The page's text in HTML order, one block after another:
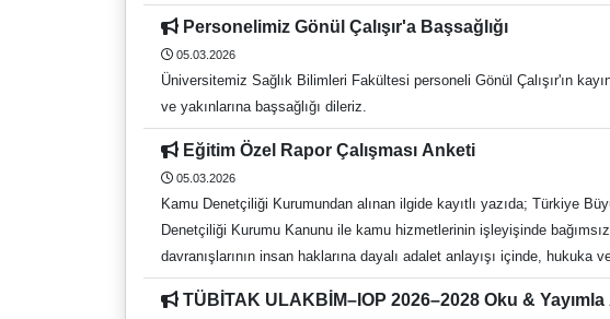
önerilerinizi aşağıdaki iletişim kanalları üzerinden iletebilirsiniz: E-
çevrim içi bir paydaş bilgilendirme toplantısı gerçekleştirilecektir.
Personelimiz Gönül Çalışır'a Başsağlığı
05.03.2026
Üniversitemiz Sağlık Bilimleri Fakültesi personeli Gönül Çalışır'ın
ve yakınlarına başsağlığı dileriz.
Eğitim Özel Rapor Çalışması Anketi
05.03.2026
Kamu Denetçiliği Kurumundan alınan ilgide kayıtlı yazıda; Türkiye
Denetçiliği Kurumu Kanunu ile kamu hizmetlerinin işleyişinde
davranışlarının insan haklarına dayalı adalet anlayışı içinde,
Kanunun 22'nci maddesinin birinci fıkrasında Kurumun, her takvim
Komisyonu ile İnsan Haklarını İnceleme Komisyonu üyelerinden
TÜBİTAK ULAKBİM–IOP 2026–2028 Oku &